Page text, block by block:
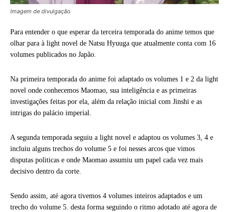
Imagem de divulgação
Para entender o que esperar da terceira temporada do anime temos que
olhar para à light novel de Natsu Hyuuga que atualmente conta com 16
volumes publicados no Japão.
Na primeira temporada do anime foi adaptado os volumes 1 e 2 da light
novel onde conhecemos Maomao, sua inteligência e as primeiras
investigações feitas por ela, além da relação inicial com Jinshi e as
intrigas do palácio imperial.
A segunda temporada seguiu a light novel e adaptou os volumes 3, 4 e
incluiu alguns trechos do volume 5 e foi nesses arcos que vimos
disputas politicas e onde Maomao assumiu um papel cada vez mais
decisivo dentro da corte.
Sendo assim, até agora tivemos 4 volumes inteiros adaptados e um
trecho do volume 5. desta forma seguindo o ritmo adotado até agora de